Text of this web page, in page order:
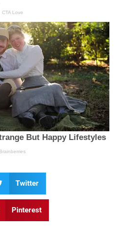
Twitter
Pinterest